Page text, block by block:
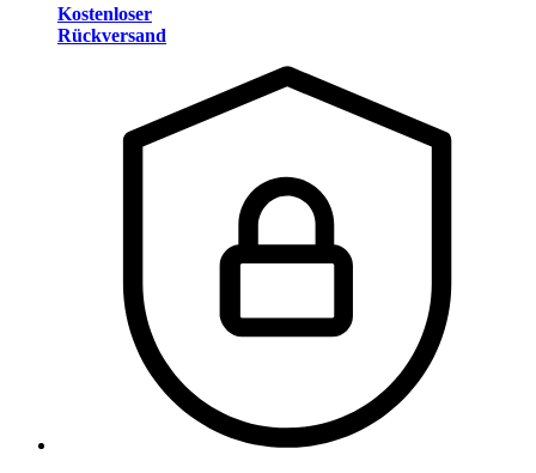
Kostenloser
Rückversand